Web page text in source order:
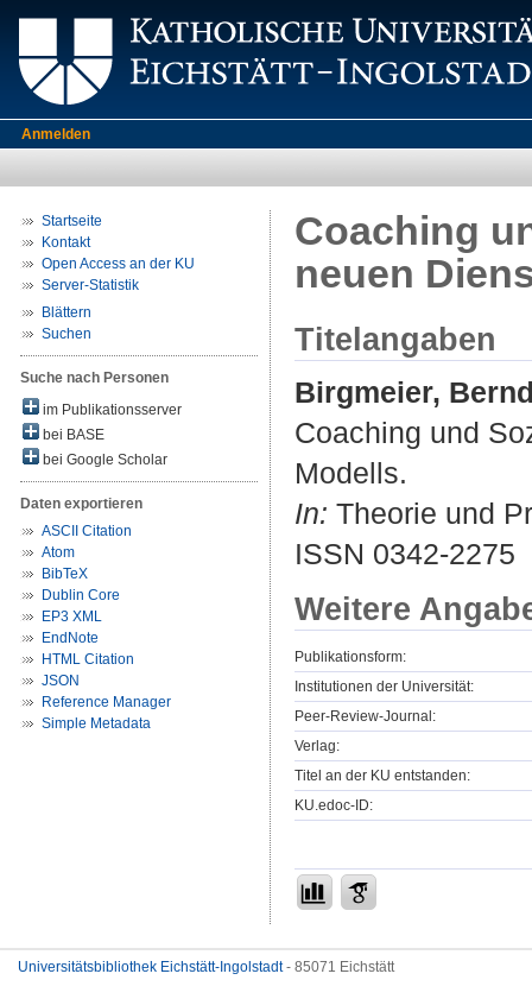
Anmelden
Startseite
Kontakt
Open Access an der KU
Server-Statistik
Blättern
Suchen
Suche nach Personen
im Publikationsserver
bei BASE
bei Google Scholar
Daten exportieren
ASCII Citation
Atom
BibTeX
Dublin Core
EP3 XML
EndNote
HTML Citation
JSON
Reference Manager
Simple Metadata
Coaching
neuen
Titelangaben
Birgmeier,
Coaching und
Modells.
In: Theorie und
ISSN 0342-2275
Weitere
Publikationsform:
Institutionen der Universität:
Peer-Review-Journal:
Verlag:
Titel an der KU entstanden:
KU.edoc-ID:
Universitätsbibliothek Eichstätt-Ingolstadt- 85071 Eichstätt